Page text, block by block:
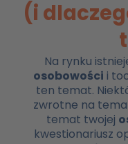
(i
Na rynku
osobowości i
ten temat.
zwrotne na
temat twojej
kwestionariusz